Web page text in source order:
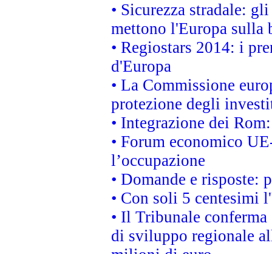
• Sicurezza stradale:
mettono l'Europa sulla
• Regiostars 2014: i
d'Europa
• La Commissione
protezione degli
• Integrazione dei
• Forum economico
l’occupazione
• Domande e risposte:
• Con soli 5 centesimi
• Il Tribunale
di sviluppo regionale